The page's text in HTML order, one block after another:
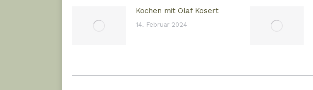
Kochen mit Olaf Kosert
14. Februar 2024